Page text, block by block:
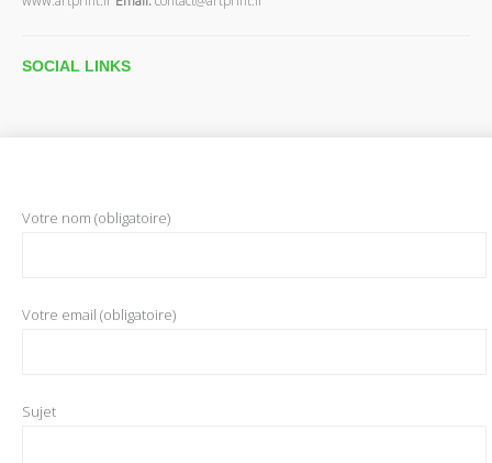
SOCIAL LINKS
Votre nom (obligatoire)
Votre email (obligatoire)
Sujet